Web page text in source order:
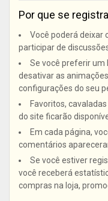
Por que se
Você poderá deixar
participar de
Se você preferir um
desativar as
configurações do seu
Favoritos,
do site ficarão
Em cada página,
comentários
Se você estiver
você receberá
compras na loja,